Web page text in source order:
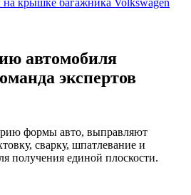
автомобиля
экспертов
формы авто, выправляют
сварку, шпатлевание и
получения единой плоскости.